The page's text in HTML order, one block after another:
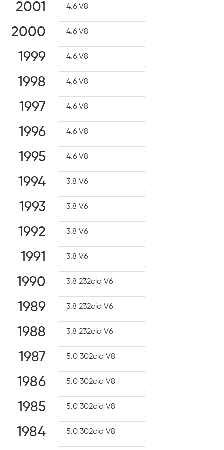
2001 4.6 V8
2000 4.6 V8
1999 4.6 V8
1998 4.6 V8
1997 4.6 V8
1996 4.6 V8
1995 4.6 V8
1994 3.8 V6
1993 3.8 V6
1992 3.8 V6
1991 3.8 V6
1990 3.8 232cid V6
1989 3.8 232cid V6
1988 3.8 232cid V6
1987 5.0 302cid V8
1986 5.0 302cid V8
1985 5.0 302cid V8
1984 5.0 302cid V8